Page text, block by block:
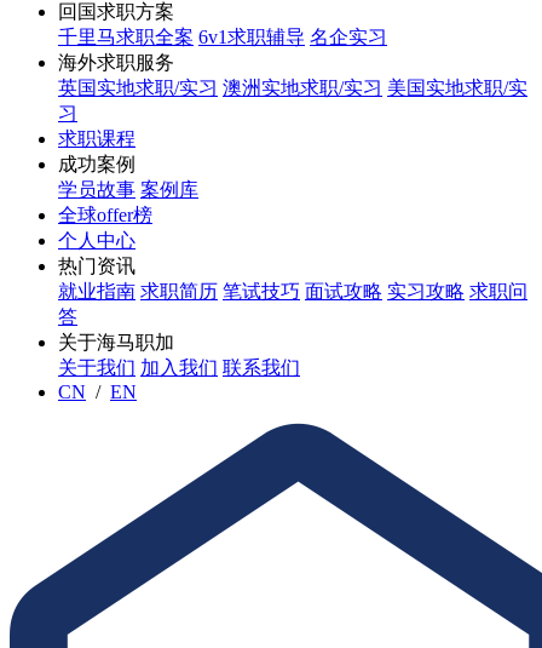
回国求职方案
千里马求职全案 6v1求职辅导 名企实习
海外求职服务
英国实地求职/实习 澳洲实地求职/实习 美国实地求职/实
习
求职课程
成功案例
学员故事 案例库
全球offer榜
个人中心
热门资讯
就业指南 求职简历 笔试技巧 面试攻略 实习攻略 求职问
答
关于海马职加
关于我们 加入我们 联系我们
CN / EN